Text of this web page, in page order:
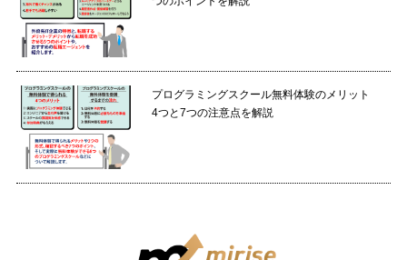
プログラミングスクール無料体験のメリット
4つと7つの注意点を解説